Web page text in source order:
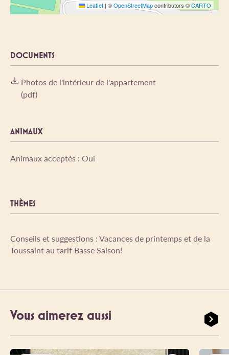
Leaflet | ©OpenStreetMapcontributors ©CARTO
DOCUMENTS
Photos de l'intérieur de l'appartement
(pdf)
ANIMAUX
Animaux acceptés : Oui
THÈMES
Conseils et suggestions : Vacances de printemps et de la
Toussaint au tarif Basse Saison!
Vous aimerez aussi